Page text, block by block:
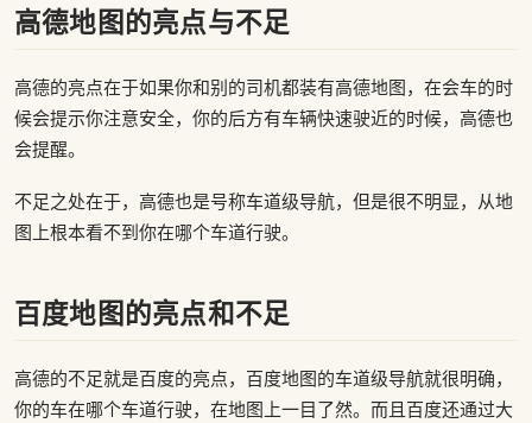
高德地图的亮点与不足
高德的亮点在于如果你和别的司机都装有高德地图，在会车的时
候会提示你注意安全，你的后方有车辆快速驶近的时候，高德也
会提醒。
不足之处在于，高德也是号称车道级导航，但是很不明显，从地
图上根本看不到你在哪个车道行驶。
百度地图的亮点和不足
高德的不足就是百度的亮点，百度地图的车道级导航就很明确，
你的车在哪个车道行驶，在地图上一目了然。而且百度还通过大